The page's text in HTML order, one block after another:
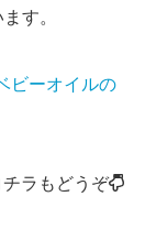
す。
ビーオイルの
ラもどうぞ